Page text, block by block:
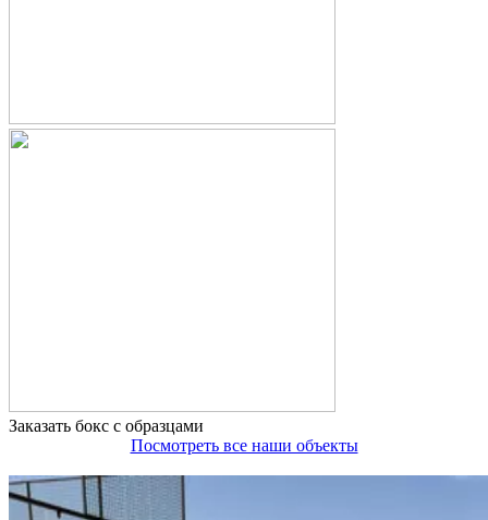
Заказать бокс с образцами
Посмотреть все наши объекты